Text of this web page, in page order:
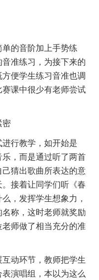
的音阶加上手势练
准练习，为接下来的
便学生练习音准也调
课中很少有老师尝试
密
行教学，如开始是
，而是通过听了两首
猜出歌曲所表达的意
接着让同学们听《春
，发挥学生想象力，
称，这时老师就奖励
师做了相当充分的准
动环节，教师把学生
演唱组，本以为这么